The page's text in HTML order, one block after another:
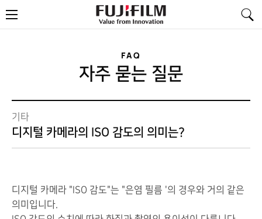
메
뉴
FAQ
자주 묻는 질문
기타
디지털 카메라의 ISO 감도의 의미는?
디지털 카메라 "ISO 감도"는 "은염 필름 '의 경우와 거의 같은
의미 입니다.